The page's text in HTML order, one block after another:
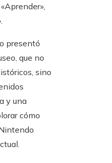
presentó
que no
sino
y una
cómo